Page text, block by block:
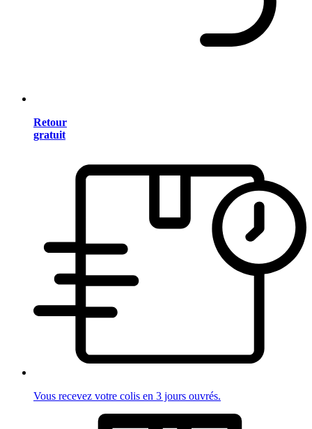
Retour
gratuit
Vous recevez votre colis en 3 jours ouvrés.